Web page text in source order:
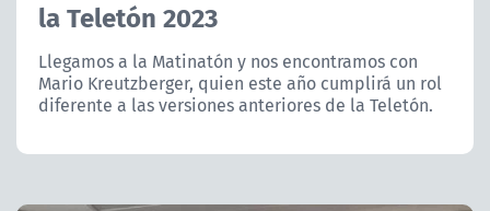
CORPORATIVO Y TRANSPARENCIA
CANAL DE DENUNCIAS
ÁREA DE PROYECTOS
la Teletón 2023
Llegamos a la Matinatón y nos encontramos con
Mario Kreutzberger, quien este año cumplirá un rol
diferente a las versiones anteriores de la Teletón.